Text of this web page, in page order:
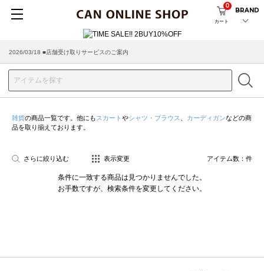
カート
0
BRAND
2026/03/18 ■店舗受け取りサービスのご案内
雑貨の商品一覧です。他にも スカート やシャツ・ブラウス カーディガンなどの商
品を取り揃えております。
さらに絞り込む 表示変更 アイテム数： 件
条件に一致する商品は見つかりませんでした。
お手数ですが、検索条件を変更してください。